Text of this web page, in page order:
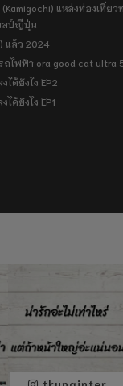
แหล่งท่องเที่ย
ลป์ญี่ปุ่น
แล้ว 2024
ถไฟฟ้า ora good cat ultra
ได้ยังไง EP2
ได้ยังไง EP1